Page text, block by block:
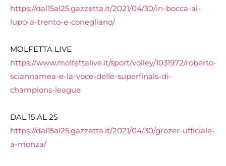
https://dal15al25.gazzetta.it/2021/04/30/in-bocca-al-
lupo-a-trento-e-conegliano/
MOLFETTA LIVE
https://www.molfettalive.it/sport/volley/1031972/roberto-
sciannamea-e-la-voce-delle-superfinals-di-
champions-league
DAL 15 AL 25
https://dal15al25.gazzetta.it/2021/04/30/grozer-ufficiale-
a-monza/